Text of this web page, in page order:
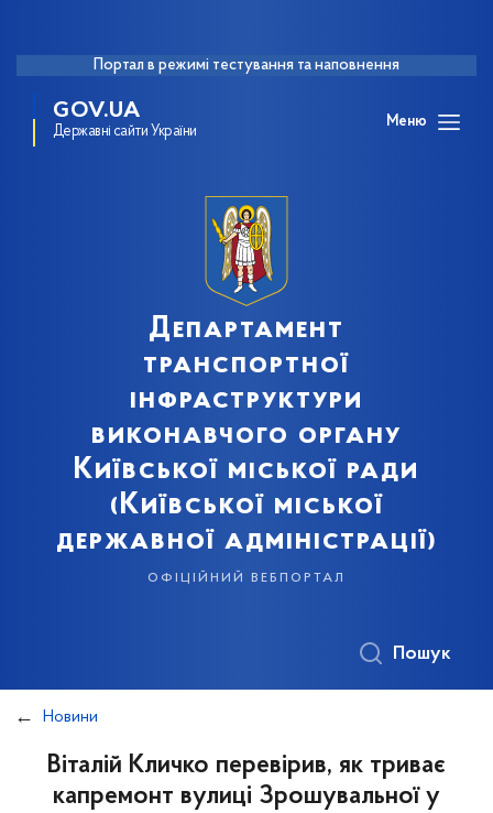
Портал в режимі тестування та наповнення
GOV.UA
Державні сайти України
Меню
Департамент
транспортної
інфраструктури
виконавчого органу
Київської міської ради
(Київської міської
державної адміністрації)
офіційний вебпортал
Пошук
Новини
Віталій Кличко перевірив, як триває
капремонт вулиці Зрошувальної у